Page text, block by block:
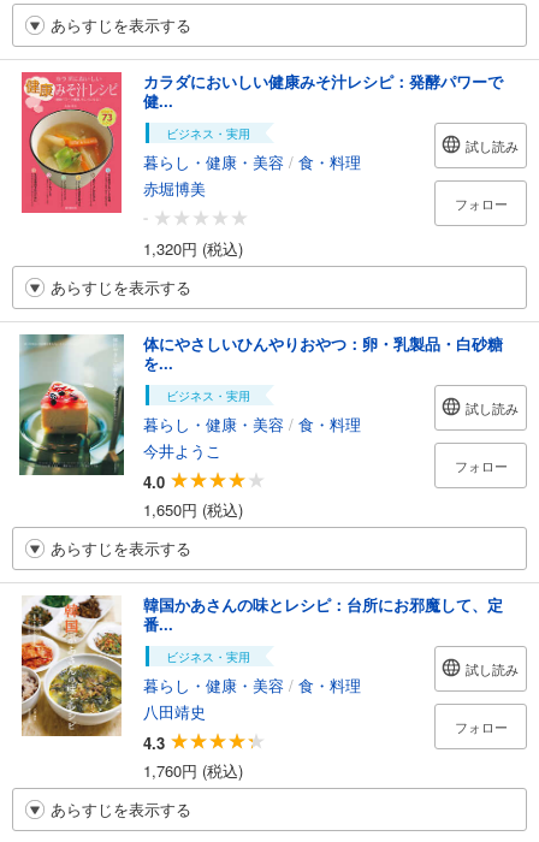
あらすじを表示する
カラダにおいしい健康みそ汁レシピ：発酵パワーで
健...
ビジネス・実用
暮らし・健康・美容 / 食・料理
赤堀博美
-
1,320円 (税込)
試し読み
フォロー
あらすじを表示する
体にやさしいひんやりおやつ：卵・乳製品・白砂糖
を...
ビジネス・実用
暮らし・健康・美容 / 食・料理
今井ようこ
4.0
1,650円 (税込)
試し読み
フォロー
あらすじを表示する
韓国かあさんの味とレシピ：台所にお邪魔して、定
番...
ビジネス・実用
暮らし・健康・美容 / 食・料理
八田靖史
4.3
1,760円 (税込)
試し読み
フォロー
あらすじを表示する